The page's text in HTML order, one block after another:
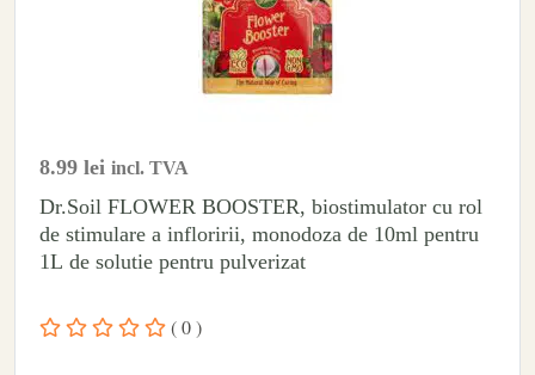
8.99 lei incl. TVA
Dr.Soil FLOWER BOOSTER, biostimulator cu rol
de stimulare a infloririi, monodoza de 10ml pentru
1L de solutie pentru pulverizat
( 0 )